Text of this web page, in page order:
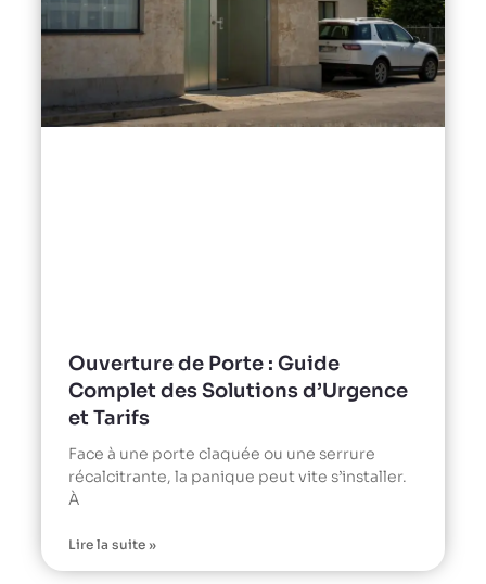
Ouverture de Porte : Guide
Complet des Solutions d’Urgence
et Tarifs
Face à une porte claquée ou une serrure
récalcitrante, la panique peut vite s’installer.
À
Lire la suite »